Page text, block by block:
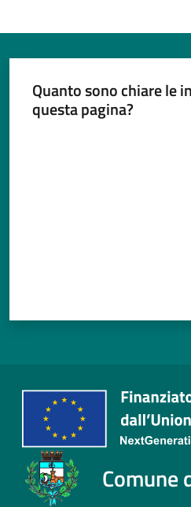
Quanto sono chiare le
questa pagina?
Comune